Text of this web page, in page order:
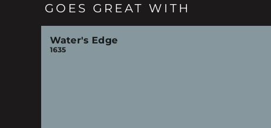
GOES GREAT WITH
Water's Edge
1635